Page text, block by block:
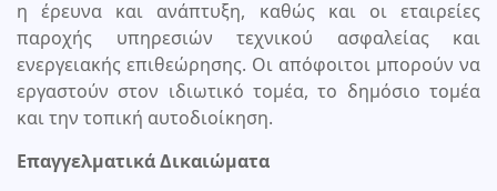
η έρευνα και ανάπτυξη, καθώς και οι εταιρείες
παροχής υπηρεσιών τεχνικού ασφαλείας και
ενεργειακής επιθεώρησης. Οι απόφοιτοι μπορούν να
εργαστούν στον ιδιωτικό τομέα, το δημόσιο τομέα
και την τοπική αυτοδιοίκηση.
Επαγγελματικά Δικαιώματα